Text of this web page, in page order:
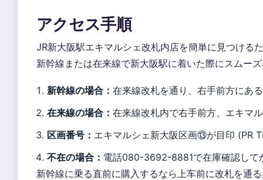
アクセス手順
JR新大阪駅エキマルシェ改札内店を簡単に見つける
新幹線または在来線で新大阪駅に着いた際にスムー
新幹線の場合：在来線改札を通り、右手前方にあ
在来線の場合：在来線改札内で右手前方、エキマ
区画番号： エキマルシェ新大阪区画⑬が目印 (PR
不在の場合： 電話080-3692-8881で在庫確認し
新幹線に乗る直前に購入するなら上车前に改札を通